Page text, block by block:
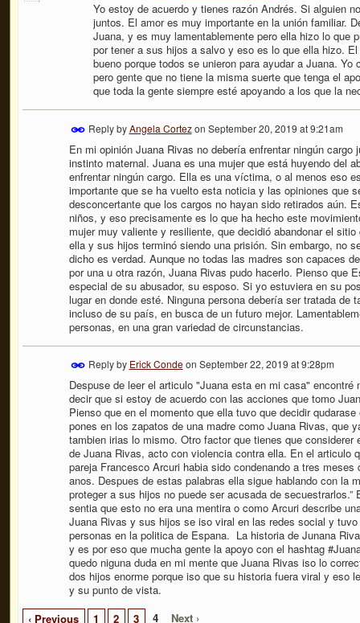
Yo estoy de acuerdo y tienes razón Andrés. Si alguien
juntos. El amor es muy importante en la unión familiar.
Juana, y es muy lamentablemente pero ella hizo lo que
por tener a sus hijos a salvo y eso es lo que ella hizo.
bueno porque todos se unieron para ayudar a Juana.
pero gente que no tiene la misma suerte que tenga el
que toda la gente siempre esté apoyando a los que la
Reply by Angela Cortezon September 20, 2019 at 9:21am
En mi opinión Juana Rivas no debería enfrentar ningún
instinto maternal. Juana es una mujer que está huyendo del
enfrentar ningún cargo. Ella es una víctima, o al menos eso
importante que se ha vuelto esta noticia y las opiniones que
desconcertante que los cargos no hayan sido retirados aún.
niños, y eso precisamente es lo que ha hecho este
mujer muy valiente y resiliente, que decidió abandonar el
ella y sus hijos terminó siendo una prisión. Sin embargo, no
dicho es verdad. Aunque no todas las madres son capaces
por una u otra razón, Juana Rivas pudo hacerlo. Pienso que
especial de su abusador, su esposo. Si yo estuviera en su
lugar en donde esté. Ninguna persona debería ser tratada de
incluso de su país, en busca de un futuro mejor.
personas, en una gran variedad de circunstancias.
Reply by Erick Condeon September 22, 2019 at 9:28pm
Despuse de leer el articulo "Juana esta en mi casa"
decir que si estoy de acuerdo con las acciones que tomo
Pienso que en el momento que ella tuvo que decidir
pones en los zapatos de una madre como Juana Rivas, que
tambien irias lo mismo. Otro factor que tienes que
de Juana Rivas, acto con violencia contra ella. En el articulo
pareja Francesco Arcuri habia sido condenando a tres
anos. Despues de estas palabras ella sigue hablando con la
proteger a sus hijos no puede ser acusada de
sentia que esto no era una mentira o como Arcuri describe
Juana Rivas y sus hijos se iso viral en las redes social y
personas en la politica de Espana. La historia de Junana
y es por eso que mucha gente la apoyo con el hashtag
quedo niguna duda en mi mente que Juana Rivas iso lo
dos hijos enorme porque iso que su historia fuera viral y eso
y su punto de vista.
‹ Previous
1 2 3 4 Next ›